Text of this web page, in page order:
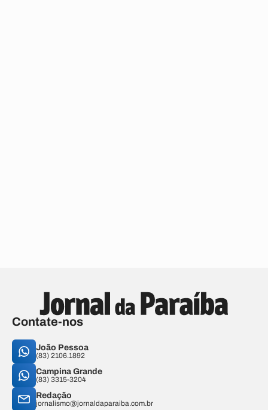
Contate-nos
João Pessoa
(83) 2106.1892
Campina Grande
(83) 3315-3204
Redação
jornalismo@jornaldaparaiba.com.br